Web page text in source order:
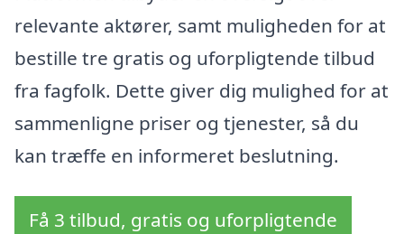
relevante aktører, samt muligheden for at
bestille tre gratis og uforpligtende tilbud
fra fagfolk. Dette giver dig mulighed for at
sammenligne priser og tjenester, så du
kan træffe en informeret beslutning.
Få 3 tilbud, gratis og uforpligtende